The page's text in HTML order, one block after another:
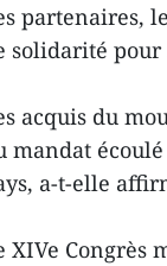
partenaires,
solidarité
acquis du
mandat
a-t-elle
XIVe Congrès